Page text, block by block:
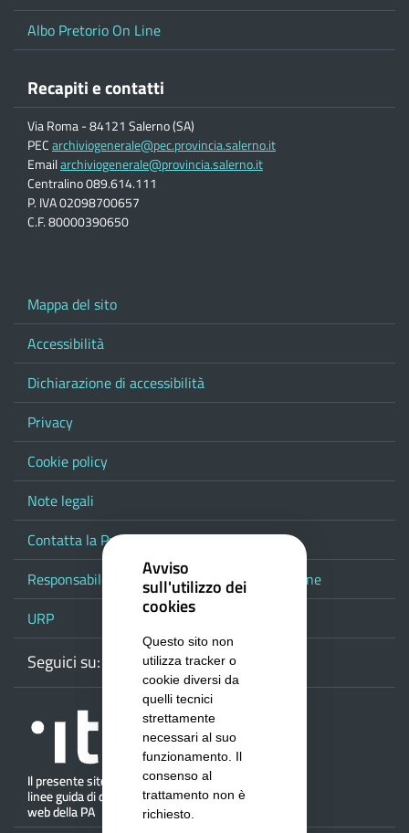
Albo Pretorio On Line
Recapiti e contatti
Via Roma - 84121 Salerno (SA)
PECarchiviogenerale@pec.provincia.salerno.it
Emailarchiviogenerale@provincia.salerno.it
Centralino 089.614.111
P. IVA 02098700657
C.F. 80000390650
Mappa del sito
Accessibilità
Dichiarazione di accessibilità
Privacy
Cookie policy
Note legali
Contatta la Provincia
Responsabile del procedimento di pubblicazione
URP
Seguici su: WebmailFacebook
Youtube
Avviso
sull'utilizzo dei
cookies
Questo sito non
utilizza tracker o
cookie diversi da
quelli tecnici
strettamente
necessari al suo
funzionamento. Il
consenso al
trattamento non è
richiesto.